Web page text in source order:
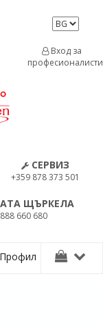
СЕРВИЗ
+359 878 373 501
ЩЪРКЕЛА
660 680
Вход за
професионалисти
Профил